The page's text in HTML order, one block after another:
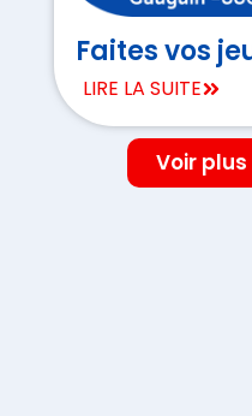
Faites vos
LIRE LA SUITE
Voir